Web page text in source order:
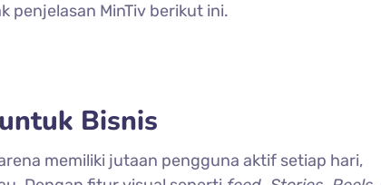
penjelasan MinTiv berikut ini.
Bisnis
memiliki jutaan pengguna aktif setiap hari,